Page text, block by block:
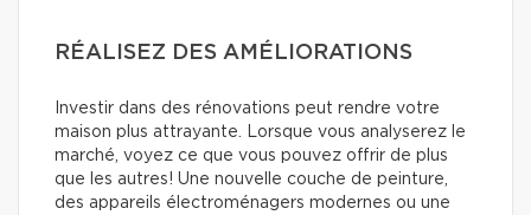
RÉALISEZ DES AMÉLIORATIONS
Investir dans des rénovations peut rendre votre
maison plus attrayante. Lorsque vous analyserez le
marché, voyez ce que vous pouvez offrir de plus
que les autres! Une nouvelle couche de peinture,
des appareils électroménagers modernes ou une